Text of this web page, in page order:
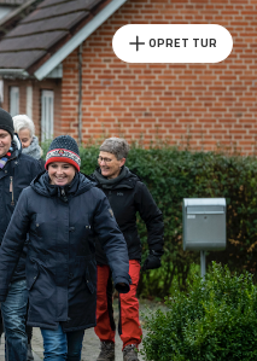
OPRET TUR